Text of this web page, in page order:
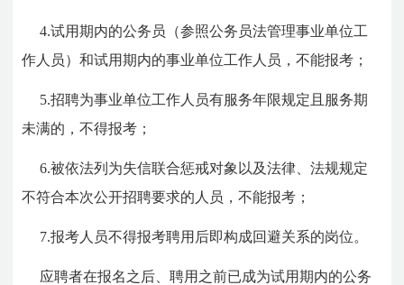
4.试用期内的公务员（参照公务员法管理事业单位工
作人员）和试用期内的事业单位工作人员，不能报考；
5.招聘为事业单位工作人员有服务年限规定且服务期
未满的，不得报考；
6.被依法列为失信联合惩戒对象以及法律、法规规定
不符合本次公开招聘要求的人员，不能报考；
7.报考人员不得报考聘用后即构成回避关系的岗位。
应聘者在报名之后、聘用之前已成为试用期内的公务